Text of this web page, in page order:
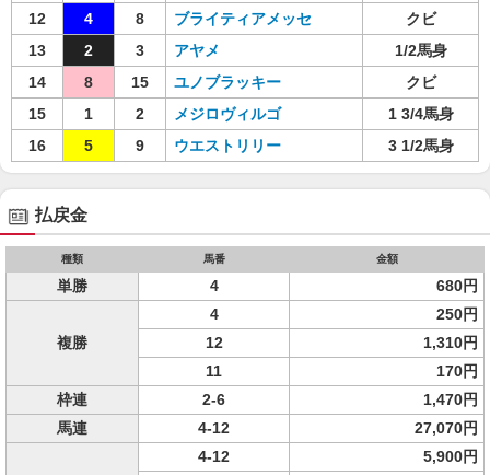
12
4 8 ブライティアメッセ
クビ
13
2 3 アヤメ
1/2馬身
14
8 15 ユノブラッキー
クビ
15
1 2 メジロヴィルゴ
1 3/4馬身
16
5 9 ウエストリリー 3 1/2馬身
払戻金
種類 馬番 金額
単勝 4 680円
複勝
4
250円
12
1,310円
11
170円
枠連
2-6
1,470円
馬連
4-12 27,070円
4-12
5,900円